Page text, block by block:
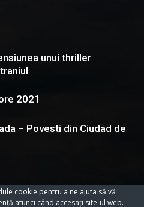
unui thriller
2021
– Povesti din Ciudad de
cookie pentru a ne ajuta să vă
atunci când accesați site-ul web.